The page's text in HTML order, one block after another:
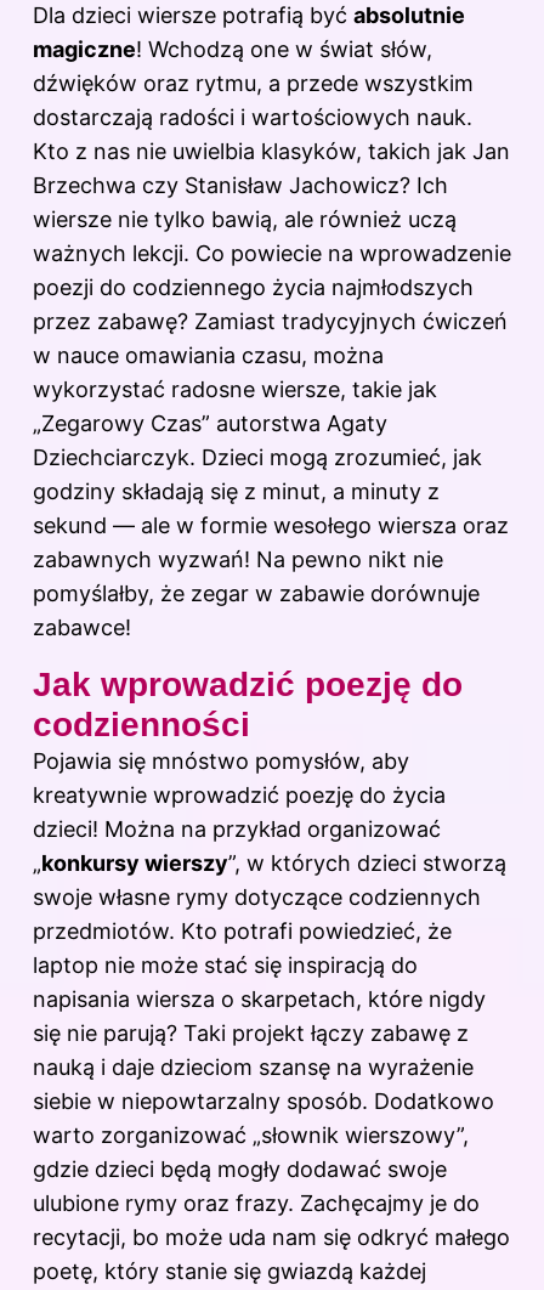
Dla dzieci wiersze potrafią być absolutnie
magiczne! Wchodzą one w świat słów,
dźwięków oraz rytmu, a przede wszystkim
dostarczają radości i wartościowych nauk.
Kto z nas nie uwielbia klasyków, takich jak Jan
Brzechwa czy Stanisław Jachowicz? Ich
wiersze nie tylko bawią, ale również uczą
ważnych lekcji. Co powiecie na wprowadzenie
poezji do codziennego życia najmłodszych
przez zabawę? Zamiast tradycyjnych ćwiczeń
w nauce omawiania czasu, można
wykorzystać radosne wiersze, takie jak
„Zegarowy Czas” autorstwa Agaty
Dziechciarczyk. Dzieci mogą zrozumieć, jak
godziny składają się z minut, a minuty z
sekund — ale w formie wesołego wiersza oraz
zabawnych wyzwań! Na pewno nikt nie
pomyślałby, że zegar w zabawie dorównuje
zabawce!
Jak wprowadzić poezję do
codzienności
Pojawia się mnóstwo pomysłów, aby
kreatywnie wprowadzić poezję do życia
dzieci! Można na przykład organizować
„konkursy wierszy”, w których dzieci stworzą
swoje własne rymy dotyczące codziennych
przedmiotów. Kto potrafi powiedzieć, że
laptop nie może stać się inspiracją do
napisania wiersza o skarpetach, które nigdy
się nie parują? Taki projekt łączy zabawę z
nauką i daje dzieciom szansę na wyrażenie
siebie w niepowtarzalny sposób. Dodatkowo
warto zorganizować „słownik wierszowy”,
gdzie dzieci będą mogły dodawać swoje
ulubione rymy oraz frazy. Zachęcajmy je do
recytacji, bo może uda nam się odkryć małego
poetę, który stanie się gwiazdą każdej